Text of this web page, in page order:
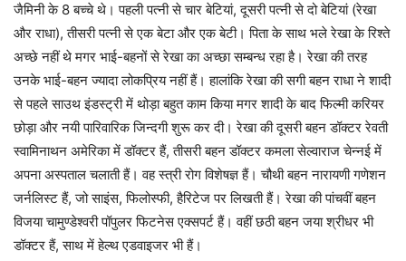
जैमिनी के 8 बच्चे थे। पहली पत्नी से चार बेटियां, दूसरी पत्नी से दो बेटियां (रेखा
और राधा), तीसरी पत्नी से एक बेटा और एक बेटी। पिता के साथ भले रेखा के रिश्ते
अच्छे नहीं थे मगर भाई-बहनों से रेखा का अच्छा सम्बन्ध रहा है। रेखा की तरह
उनके भाई-बहन ज्यादा लोकप्रिय नहीं हैं। हालांकि रेखा की सगी बहन राधा ने शादी
से पहले साउथ इंडस्ट्री में थोड़ा बहुत काम किया मगर शादी के बाद फिल्मी करियर
छोड़ा और नयी पारिवारिक जिन्दगी शुरू कर दी। रेखा की दूसरी बहन डॉक्टर रेवती
स्वामिनाथन अमेरिका में डॉक्टर हैं, तीसरी बहन डॉक्टर कमला सेल्वाराज चेन्नई में
अपना अस्पताल चलाती हैं। वह स्त्री रोग विशेषज्ञ हैं। चौथी बहन नारायणी गणेशन
जर्नलिस्ट हैं, जो साइंस, फिलोस्फी, हैरिटेज पर लिखती हैं। रेखा की पांचवीं बहन
विजया चामुण्डेश्वरी पॉपुलर फिटनेस एक्सपर्ट हैं। वहीं छठी बहन जया श्रीधर भी
डॉक्टर हैं, साथ में हेल्थ एडवाइजर भी हैं।